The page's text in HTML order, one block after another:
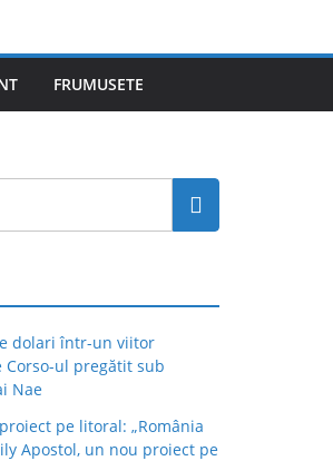
FRUMUSETE
dolari într-un viitor
Corso-ul pregătit sub
Nae
pe litoral: „România
Apostol, un nou proiect pe